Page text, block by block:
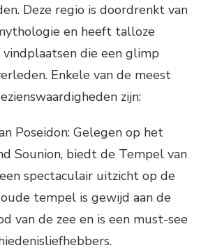
Deze regio is doordrenkt van
en heeft talloze
vindplaatsen die een glimp
Enkele van de meest
zijn:
Poseidon: Gelegen op het
Sounion, biedt de Tempel van
spectaculair uitzicht op de
oude tempel is gewijd aan de
van de zee en is een must-see